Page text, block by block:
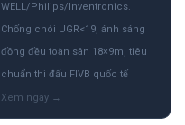
WELL/Philips/Inventronics.
Chống chói UGR<19, ánh sáng
đồng đều toàn sân 18×9m, tiêu
chuẩn thi đấu FIVB quốc tế